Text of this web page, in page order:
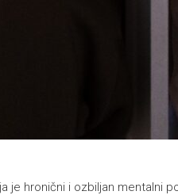
je hronični i ozbiljan mentalni